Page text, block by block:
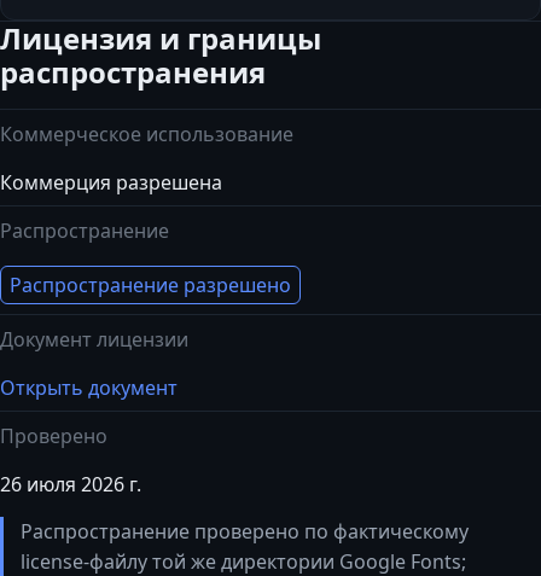
Лицензия и границы
распространения
Коммерческое использование
Коммерция разрешена
Распространение
Распространение разрешено
Документ лицензии
Открыть документ
Проверено
26 июля 2026 г.
Распространение проверено по фактическому
license-файлу той же директории Google Fonts;